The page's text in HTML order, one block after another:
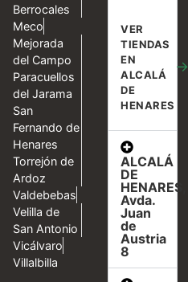
Berrocales
Meco
Mejorada
del Campo
Paracuellos
del Jarama
San
Fernando de
Henares
Torrejón de
Ardoz
Valdebebas
Velilla de
San Antonio
Vicálvaro
Villalbilla
VER
TIENDAS
EN
ALCALÁ
DE
HENARES
→
ALCALÁ
DE
HENARES,
Avda.
Juan
de
Austria
8